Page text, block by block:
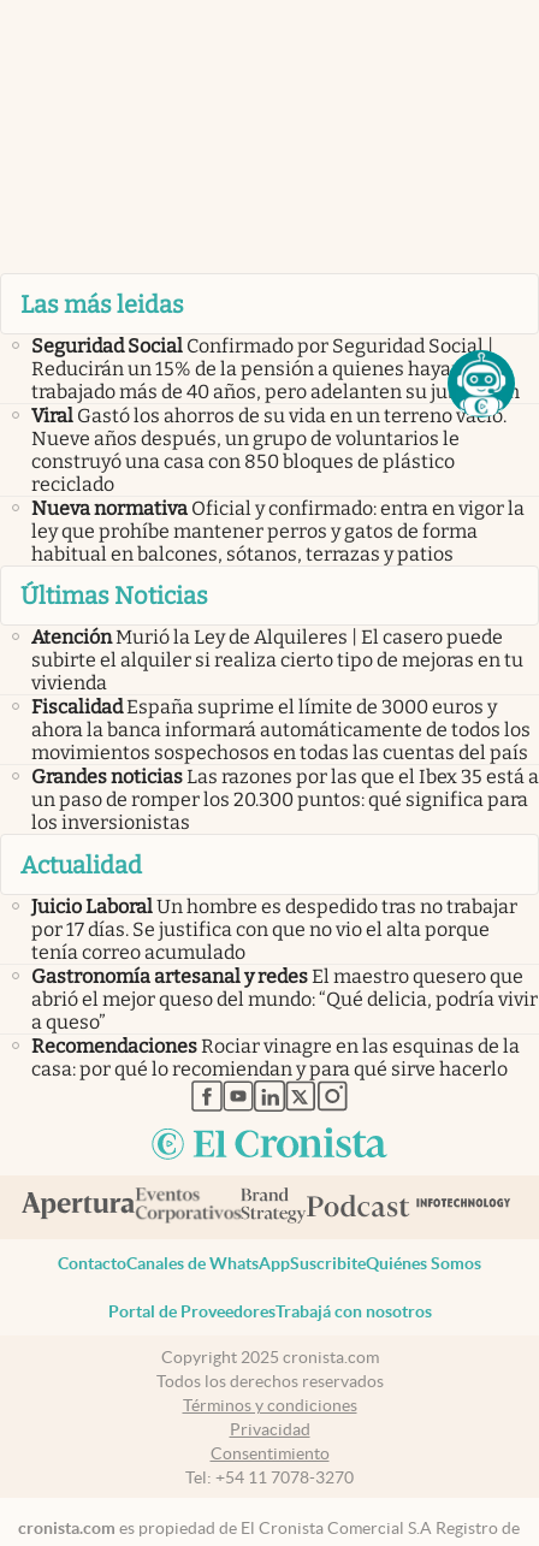
Las más leidas
Seguridad Social Confirmado por Seguridad Social |
Reducirán un 15% de la pensión a quienes hayan
trabajado más de 40 años, pero adelanten su jubilación
Viral Gastó los ahorros de su vida en un terreno vacío.
Nueve años después, un grupo de voluntarios le
construyó una casa con 850 bloques de plástico
reciclado
Nueva normativa Oficial y confirmado: entra en vigor la
ley que prohíbe mantener perros y gatos de forma
habitual en balcones, sótanos, terrazas y patios
Últimas Noticias
AtenciónMurió la Ley de Alquileres | El casero puede
subirte el alquiler si realiza cierto tipo de mejoras en tu
vivienda
FiscalidadEspaña suprime el límite de 3000 euros y
ahora la banca informará automáticamente de todos los
movimientos sospechosos en todas las cuentas del país
Grandes noticiasLas razones por las que el Ibex 35 está a
un paso de romper los 20.300 puntos: qué significa para
los inversionistas
Actualidad
Juicio LaboralUn hombre es despedido tras no trabajar
por 17 días. Se justifica con que no vio el alta porque
tenía correo acumulado
Gastronomía artesanal y redesEl maestro quesero que
abrió el mejor queso del mundo: “Qué delicia, podría vivir
a queso”
RecomendacionesRociar vinagre en las esquinas de la
casa: por qué lo recomiendan y para qué sirve hacerlo
abre en nueva pestaña
abre en nueva pestaña
abre en nueva pestaña
abre en nueva pestaña
abre en nueva pestaña
ContactoCanales de WhatsAppSuscribiteQuiénes Somos
Portal de ProveedoresTrabajá con nosotros
Copyright 2025 cronista.com
Todos los derechos reservados
Términos y condiciones
Privacidad
Consentimiento
Tel: +54 11 7078-3270
cronista.com es propiedad de El Cronista Comercial S.A Registro de